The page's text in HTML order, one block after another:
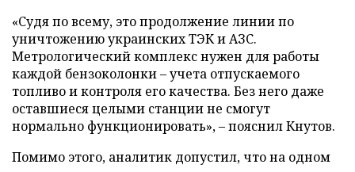
«Судя по всему, это продолжение линии по
уничтожению украинских ТЭК и АЗС.
Метрологический комплекс нужен для работы
каждой бензоколонки – учета отпускаемого
топливо и контроля его качества. Без него даже
оставшиеся целыми станции не смогут
нормально функционировать», – пояснил Кнутов.
Помимо этого, аналитик допустил, что на одном